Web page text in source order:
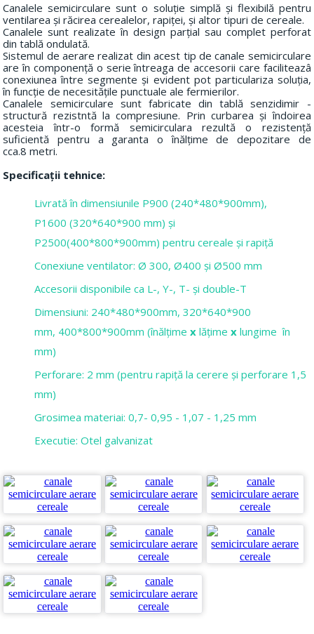
Canalele semicirculare sunt o soluție simplă și flexibilă pentru
ventilarea și răcirea cerealelor, rapiței, și altor tipuri de cereale.
Canalele sunt realizate în design parțial sau complet perforat
din tablă ondulată.
Sistemul de aerare realizat din acest tip de canale semicirculare
are în componență o serie întreaga de accesorii care faciliteazâ
conexiunea între segmente și evident pot particulariza soluția,
în funcție de necesitățile punctuale ale fermierilor.
Canalele semicirculare sunt fabricate din tablă senzidimir -
structură rezistntă la compresiune. Prin curbarea și îndoirea
acesteia într-o formă semicirculara rezultă o rezistență
suficientă pentru a garanta o înălțime de depozitare de
cca.8 metri.
Specificații tehnice:
Livrată în dimensiunile P900 (240*480*900mm),
P1600 (320*640*900 mm) și
P2500(400*800*900mm) pentru cereale și rapiță
Conexiune ventilator: Ø 300, Ø400 și Ø500 mm
Accesorii disponibile ca L-, Y-, T- și double-T
Dimensiuni: 240*480*900mm, 320*640*900
mm, 400*800*900mm (înălțimex lățimex lungime în
mm)
Perforare: 2 mm (pentru rapiță la cerere și perforare 1,5
mm)
Grosimea materiai: 0,7- 0,95 - 1,07 - 1,25 mm
Executie: Otel galvanizat